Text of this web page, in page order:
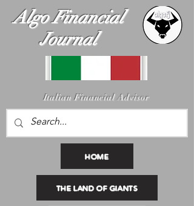
Algo Financial
Journal
Italian Financial Advisor
HOME
THE LAND OF GIANTS